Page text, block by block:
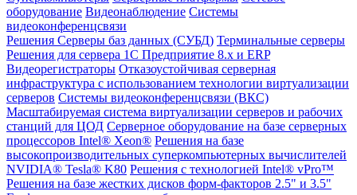
оборудование Видеонаблюдение Системы
видеоконференцсвязи
Решения Серверы баз данных (СУБД) Терминальные серверы
Решения для сервера 1С Предприятие 8.x и ERP
Видеорегистраторы Отказоустойчивая серверная
инфраструктура с использованием технологии виртуализации
серверов Системы видеоконференцсвязи (ВКС)
Масштабируемая система виртуализации серверов и рабочих
станций для ЦОД Серверное оборудование на базе серверных
процессоров Intel® Xeon® Решения на базе
высокопроизводительных суперкомпьютерных вычислителей
NVIDIA® Tesla® K80 Решения с технологией Intel® vPro™
Решения на базе жестких дисков форм-факторов 2.5" и 3.5"